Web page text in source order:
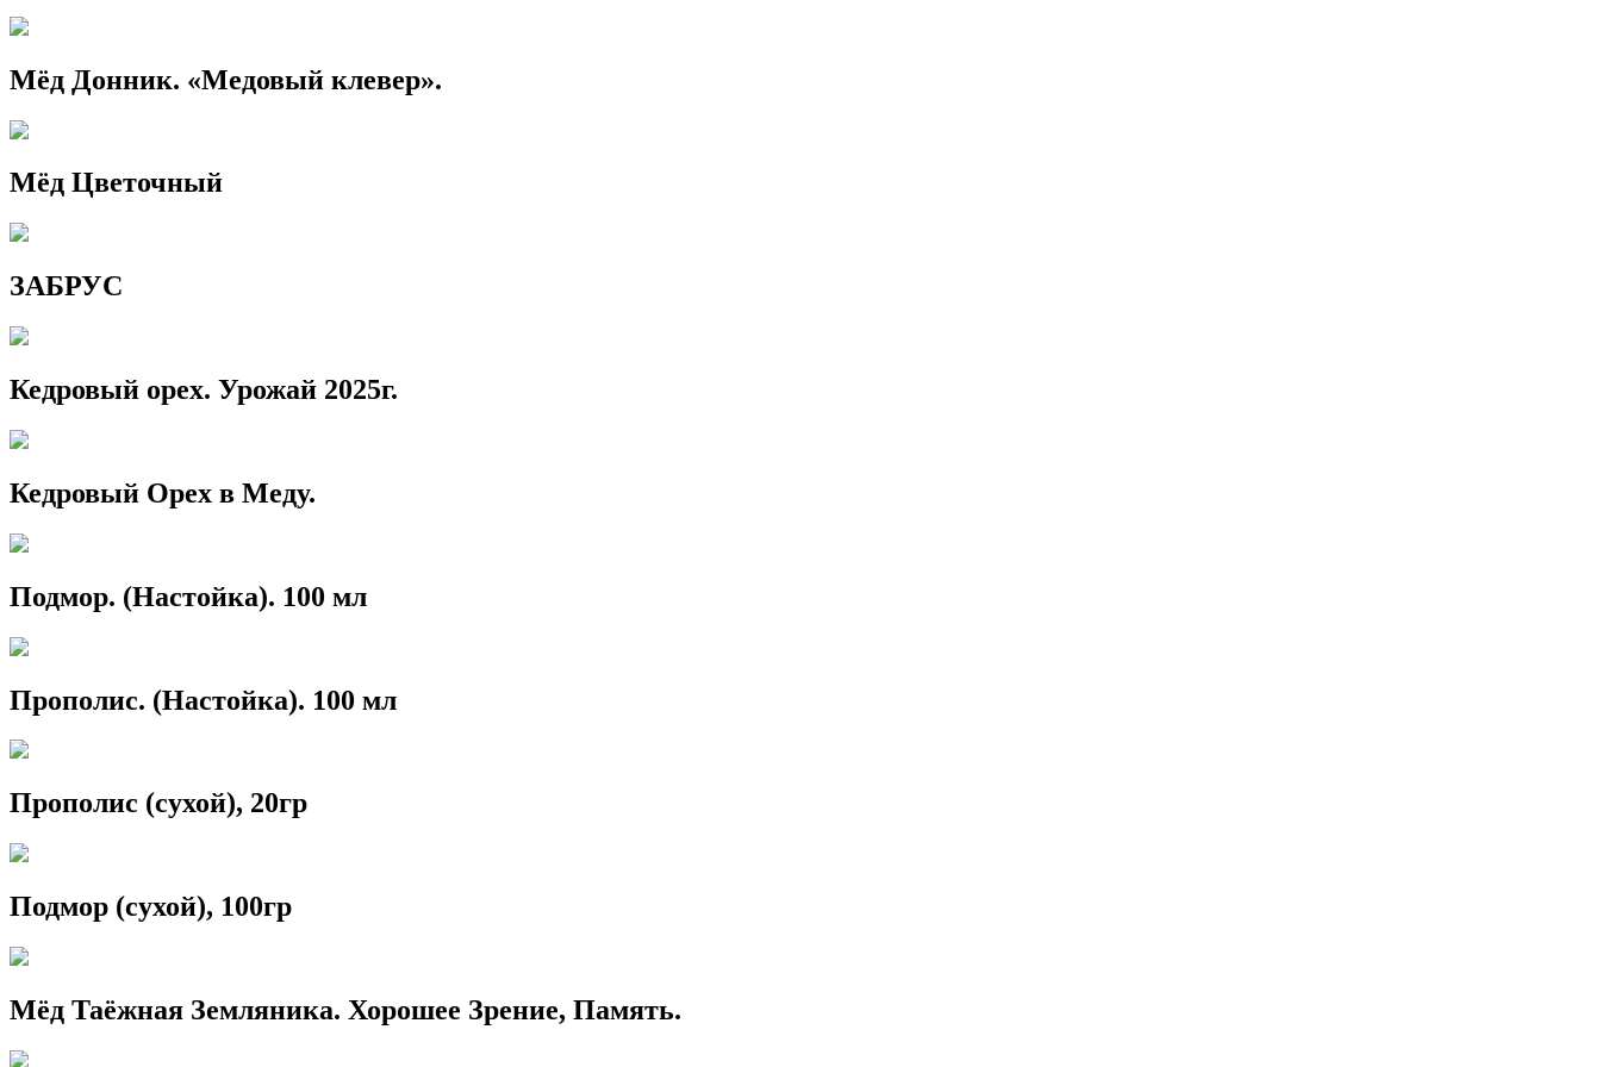
Мёд Донник. «Медовый клевер».
Мёд Цветочный
ЗАБРУС
Кедровый орех. Урожай 2025г.
Кедровый Орех в Меду.
Подмор. (Настойка). 100 мл
Прополис. (Настойка). 100 мл
Прополис (сухой), 20гр
Подмор (сухой), 100гр
Мёд Таёжная Земляника. Хорошее Зрение, Память.